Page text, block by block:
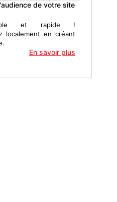
de votre site
et rapide !
localement en créant
En savoir plus